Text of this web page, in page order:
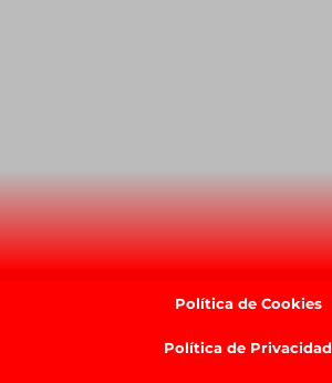
Política de Cookies
Política de Privacidad